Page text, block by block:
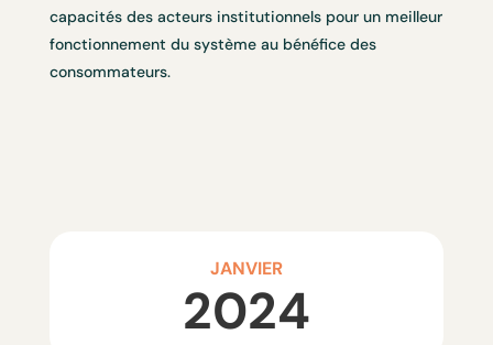
capacités des acteurs institutionnels pour un meilleur
fonctionnement du système au bénéfice des
consommateurs.
JANVIER
2024